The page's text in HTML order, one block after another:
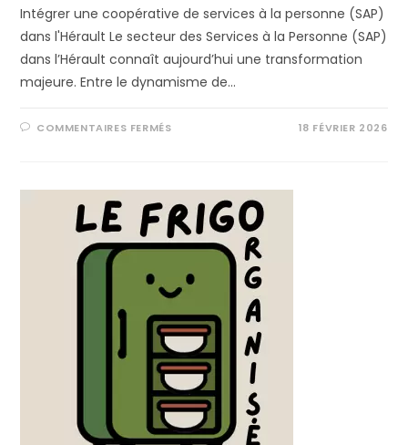
Intégrer une coopérative de services à la personne (SAP)
dans l'Hérault Le secteur des Services à la Personne (SAP)
dans l’Hérault connaît aujourd’hui une transformation
majeure. Entre le dynamisme de…
COMMENTAIRES FERMÉS 18 FÉVRIER 2026